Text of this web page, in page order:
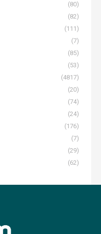
(80)
(82)
(111)
(7)
(85)
(53)
(4817)
(20)
(74)
(24)
(176)
(7)
(29)
(62)